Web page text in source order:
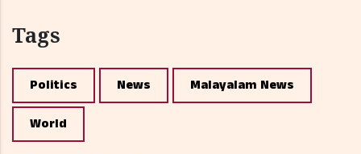
Tags
Politics News Malayalam News
World